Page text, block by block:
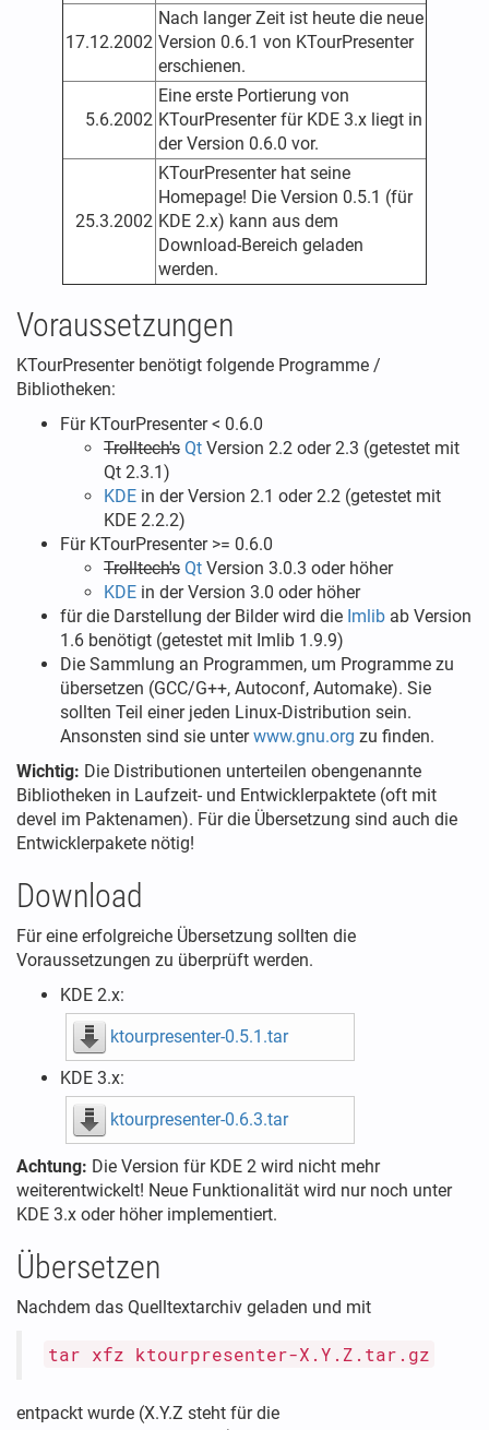
17.12.2002
Nach langer Zeit ist heute die neue
Version 0.6.1 von KTourPresenter
erschienen.
5.6.2002
Eine erste Portierung von
KTourPresenter für KDE 3.x liegt in
der Version 0.6.0 vor.
25.3.2002
KTourPresenter hat seine
Homepage! Die Version 0.5.1 (für
KDE 2.x) kann aus dem
Download-Bereich geladen
werden.
Voraussetzungen
KTourPresenter benötigt folgende Programme /
Bibliotheken:
Für KTourPresenter < 0.6.0
Trolltech's Qt Version 2.2 oder 2.3 (getestet mit
Qt 2.3.1)
KDE in der Version 2.1 oder 2.2 (getestet mit
KDE 2.2.2)
Für KTourPresenter >= 0.6.0
Trolltech's Qt Version 3.0.3 oder höher
KDE in der Version 3.0 oder höher
für die Darstellung der Bilder wird die Imlib ab Version
1.6 benötigt (getestet mit Imlib 1.9.9)
Die Sammlung an Programmen, um Programme zu
übersetzen (GCC/G++, Autoconf, Automake). Sie
sollten Teil einer jeden Linux-Distribution sein.
Ansonsten sind sie unterwww.gnu.org zu finden.
Wichtig: Die Distributionen unterteilen obengenannte
Bibliotheken in Laufzeit- und Entwicklerpaktete (oft mit
devel im Paktenamen). Für die Übersetzung sind auch die
Entwicklerpakete nötig!
Download
Für eine erfolgreiche Übersetzung sollten die
Voraussetzungen zu überprüft werden.
KDE 2.x:
ktourpresenter-0.5.1.tar
KDE 3.x:
ktourpresenter-0.6.3.tar
Achtung: Die Version für KDE 2 wird nicht mehr
weiterentwickelt! Neue Funktionalität wird nur noch unter
KDE 3.x oder höher implementiert.
Übersetzen
Nachdem das Quelltextarchiv geladen und mit
tar xfz ktourpresenter-X.Y.Z.tar.gz
entpackt wurde (X.Y.Z steht für die